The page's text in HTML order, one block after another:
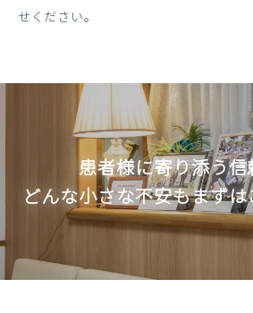
せください。
患者様に寄り添う
どんな小さな不安もまず